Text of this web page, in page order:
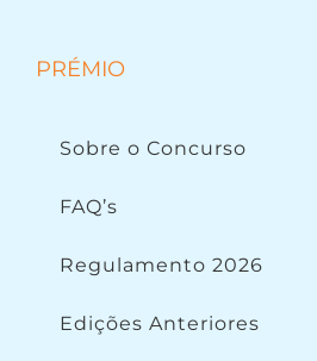
PRÉMIO
Sobre o Concurso
FAQ’s
Regulamento 2026
Edições Anteriores